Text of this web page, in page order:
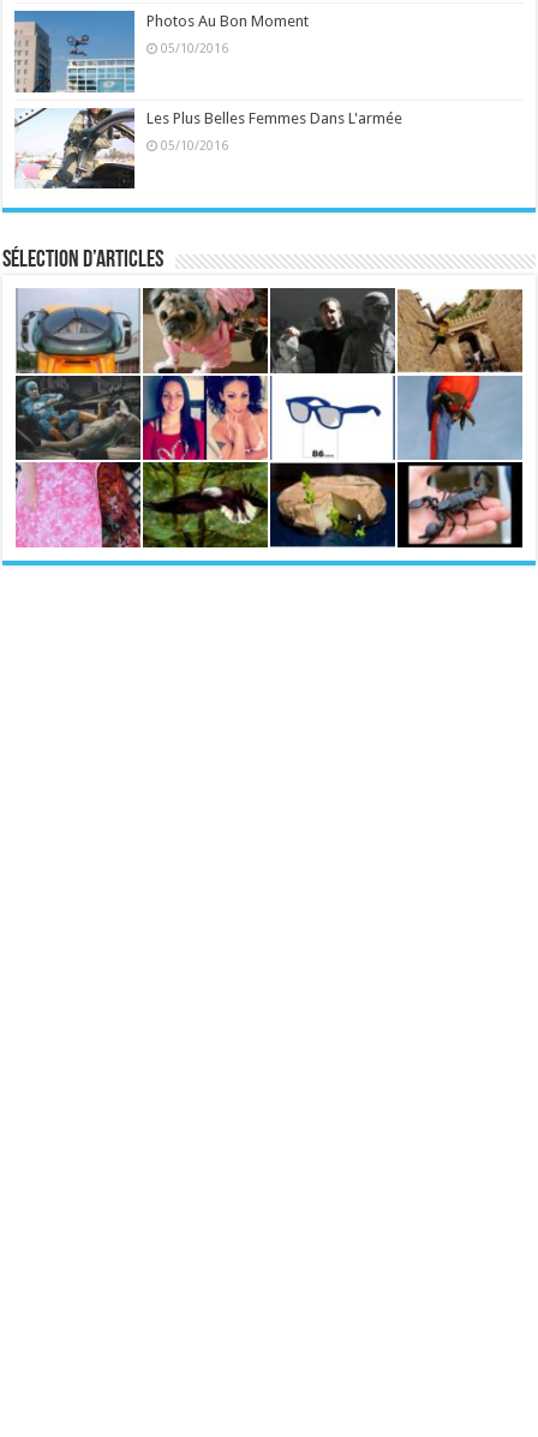
Photos Au Bon Moment
05/10/2016
Les Plus Belles Femmes Dans L'armée
05/10/2016
Sélection d’articles